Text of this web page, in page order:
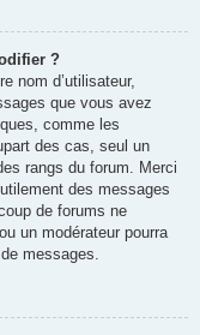
?
nom d’utilisateur,
que vous avez
comme les
des cas, seul un
rangs du forum. Merci
des messages
de forums ne
un modérateur pourra
messages.